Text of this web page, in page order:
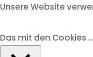
Unsere Website
Das mit den Cookies ...